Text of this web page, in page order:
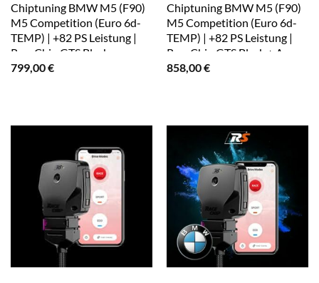
Chiptuning BMW M5 (F90)
M5 Competition (Euro 6d-
TEMP) | +82 PS Leistung |
RaceChip GTS Black
799,00€
Chiptuning BMW M5 (F90)
M5 Competition (Euro 6d-
TEMP) | +82 PS Leistung |
RaceChip GTS Black + App
858,00€